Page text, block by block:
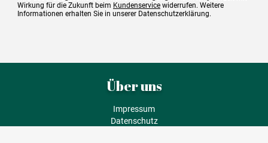
Wirkung für die Zukunft beim Kundenservice widerrufen. Weitere
Informationen erhalten Sie in unserer Datenschutzerklärung.
Über uns
Impressum
Datenschutz